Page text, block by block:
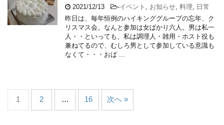
2021/12/13 -イベント , お知らせ, 料理, 日常
昨日は、毎年恒例のハイキンググループの忘年、ク
リスマス会。なんと参加は女ばかり六人。男は私一
人・・といっても、私は調理人・雑用・ホスト役も
兼ねてるので、むしろ男として参加している意識も
なくて・・・おば ...
1 2 … 16 次へ »